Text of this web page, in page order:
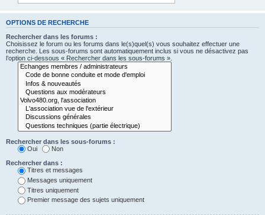
OPTIONS DE RECHERCHE
Rechercher dans les forums :
Choisissez le forum ou les forums dans le(s)quel(s) vous souhaitez effectuer une
recherche. Les sous-forums sont automatiquement inclus si vous ne désactivez pas
l’option ci-dessous « Rechercher dans les sous-forums ».
Rechercher dans les sous-forums :
Oui
Non
Rechercher dans :
Titres et messages
Messages uniquement
Titres uniquement
Premier message des sujets uniquement